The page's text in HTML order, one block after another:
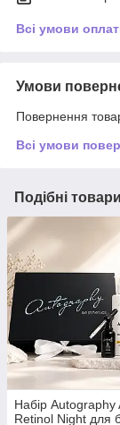
Всі умови
Умови
Повернення
Всі умови
Подібні
Набір Autography
Retinol Night для